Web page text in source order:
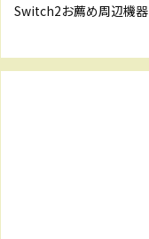
Switch2お薦め周辺機器